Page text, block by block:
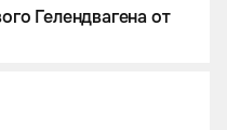
Гелендвагена от